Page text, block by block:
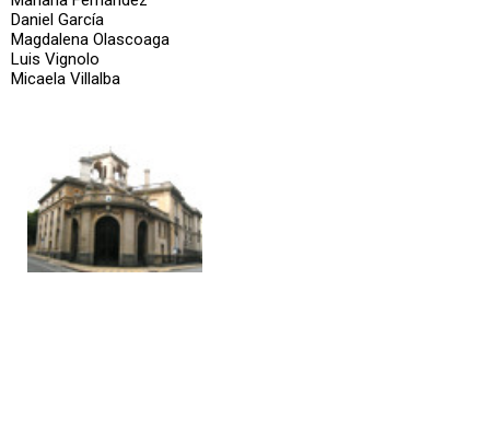
Daniel García
Magdalena Olascoaga
Luis Vignolo
Micaela Villalba